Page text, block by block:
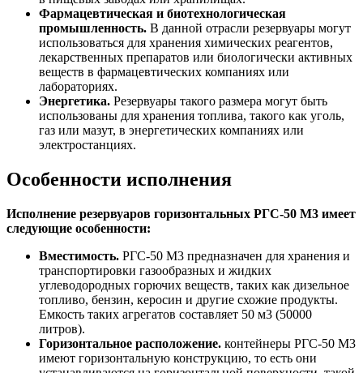
Фармацевтическая и биотехнологическая
промышленность. В данной отрасли резервуары могут
использоваться для хранения химических реагентов,
лекарственных препаратов или биологически активных
веществ в фармацевтических компаниях или
лабораториях.
Энергетика. Резервуары такого размера могут быть
использованы для хранения топлива, такого как уголь,
газ или мазут, в энергетических компаниях или
электростанциях.
Особенности исполнения
Исполнение резервуаров горизонтальных РГС-50 М3 имеет
следующие особенности:
Вместимость. РГС-50 М3 предназначен для хранения и
транспортировки газообразных и жидких
углеводородных горючих веществ, таких как дизельное
топливо, бензин, керосин и другие схожие продукты.
Емкость таких агрегатов составляет 50 м3 (50000
литров).
Горизонтальное расположение. контейнеры РГС-50 М3
имеют горизонтальную конструкцию, то есть они